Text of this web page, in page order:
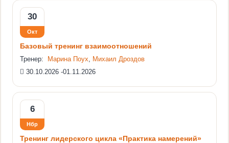
30
Окт
Базовый тренинг взаимоотношений
Тренер: Марина Поух
Михаил Дроздов
30.10.2026 -01.11.2026
6
Нбр
Тренинг лидерского цикла «Практика намерений»